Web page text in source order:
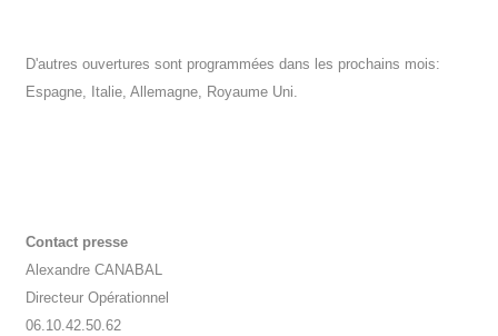
D'autres ouvertures sont programmées dans les prochains mois:
Espagne, Italie, Allemagne, Royaume Uni.
Contact presse
Alexandre CANABAL
Directeur Opérationnel
06.10.42.50.62